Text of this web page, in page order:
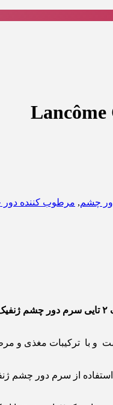
چشم, مرطوب کننده
۲تایی سرم دور چشم
و با ترکیبات مغذی و
از سرم دور چشم